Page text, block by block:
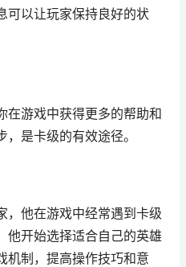
可以让玩家保持良好的状
在游戏中获得更多的帮助和
是卡级的有效途径。
，他在游戏中经常遇到卡级
他开始选择适合自己的英雄
机制，提高操作技巧和意